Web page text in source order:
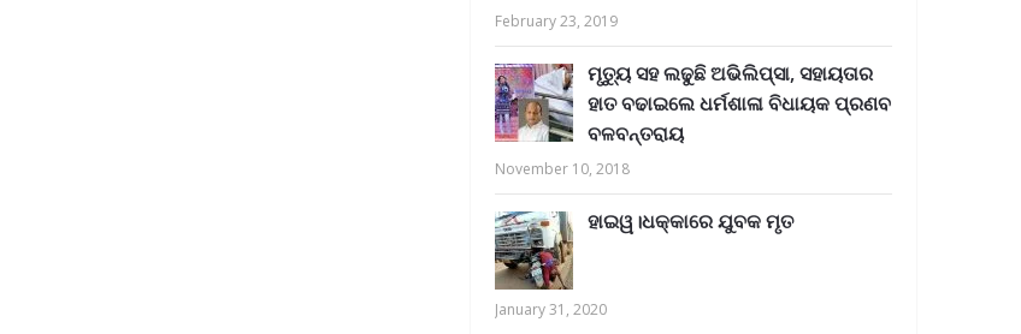
February 23, 2019
ମୃତ୍ୟୁ ସହ ଲଢୁଛି ଅଭିଲିପ୍ସା, ସହାୟତାର
ହାତ ବଢାଇଲେ ଧର୍ମଶାଳା ବିଧାୟକ ପ୍ରଣବ
ବଳବନ୍ତରାୟ
November 10, 2018
ହାଇୱ।ଧକ୍କାରେ ଯୁବକ ମୃତ
January 31, 2020